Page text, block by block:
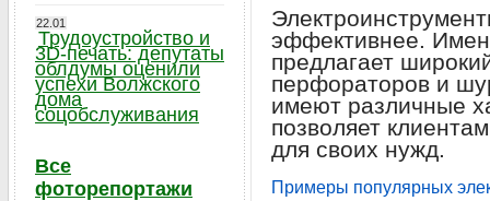
эффективнее.
предлагает
перфораторов и
имеют различные
позволяет
для своих нужд.
Примеры популярных
22.01
Трудоустройство и
3D-печать: депутаты
облдумы оценили
успехи Волжского
дома
соцобслуживания
Все
фоторепортажи